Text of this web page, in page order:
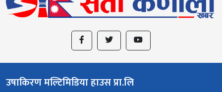
उषाकिरण मल्टिमिडिया हाउस प्रा.लि